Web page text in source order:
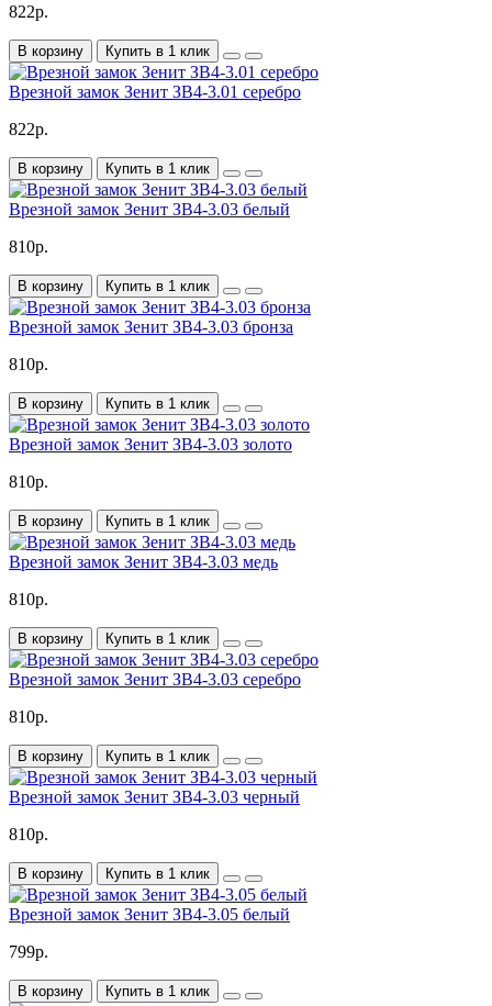
822р.
В корзину Купить в 1 клик
Врезной замок Зенит ЗВ4-3.01 серебро
822р.
В корзину Купить в 1 клик
Врезной замок Зенит ЗВ4-3.03 белый
810р.
В корзину Купить в 1 клик
Врезной замок Зенит ЗВ4-3.03 бронза
810р.
В корзину Купить в 1 клик
Врезной замок Зенит ЗВ4-3.03 золото
810р.
В корзину Купить в 1 клик
Врезной замок Зенит ЗВ4-3.03 медь
810р.
В корзину Купить в 1 клик
Врезной замок Зенит ЗВ4-3.03 серебро
810р.
В корзину Купить в 1 клик
Врезной замок Зенит ЗВ4-3.03 черный
810р.
В корзину Купить в 1 клик
Врезной замок Зенит ЗВ4-3.05 белый
799р.
В корзину Купить в 1 клик